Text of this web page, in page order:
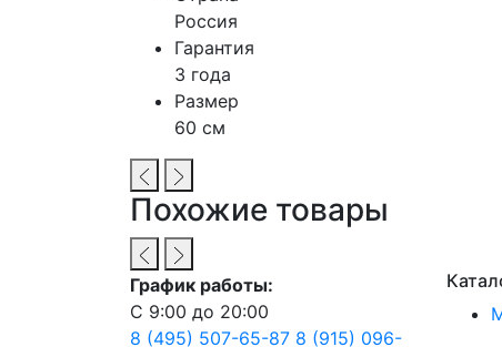
Россия
Гарантия
3 года
Размер
60 см
Похожие товары
График работы:
С 9:00 до 20:00
8 (495) 507-65-87 8 (915) 096-